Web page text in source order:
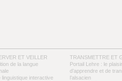
ET VEILLER
de la langue
linguistique interactive
TRANSMETTRE ET
Portail Lehre : le plaisir
d’apprendre et de
l’alsacien